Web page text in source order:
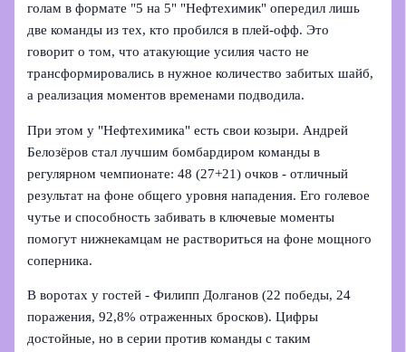
голам в формате "5 на 5" "Нефтехимик" опередил лишь
две команды из тех, кто пробился в плей-офф. Это
говорит о том, что атакующие усилия часто не
трансформировались в нужное количество забитых шайб,
а реализация моментов временами подводила.
При этом у "Нефтехимика" есть свои козыри. Андрей
Белозёров стал лучшим бомбардиром команды в
регулярном чемпионате: 48 (27+21) очков - отличный
результат на фоне общего уровня нападения. Его голевое
чутье и способность забивать в ключевые моменты
помогут нижнекамцам не раствориться на фоне мощного
соперника.
В воротах у гостей - Филипп Долганов (22 победы, 24
поражения, 92,8% отраженных бросков). Цифры
достойные, но в серии против команды с таким